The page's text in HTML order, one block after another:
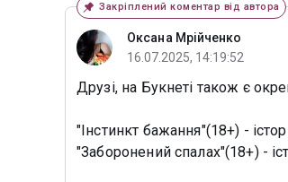
Закріплений коментар від автора
Оксана Мрійченко
16.07.2025, 14:19:52
Друзі, на Букнеті також є
"Інстинкт бажання"(18+) -
"Заборонений спалах"(18+) -